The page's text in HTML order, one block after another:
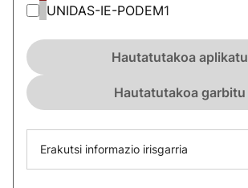
UNIDAS-IE-PODEM1
Hautatutakoa aplikatu
Hautatutakoa garbitu
Erakutsi informazio irisgarria